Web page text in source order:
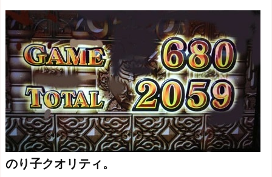
のり子クオリティ。